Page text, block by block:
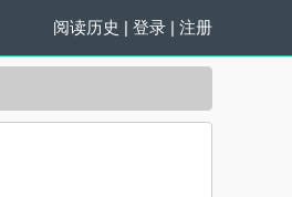
阅读历史 | 登录 | 注册